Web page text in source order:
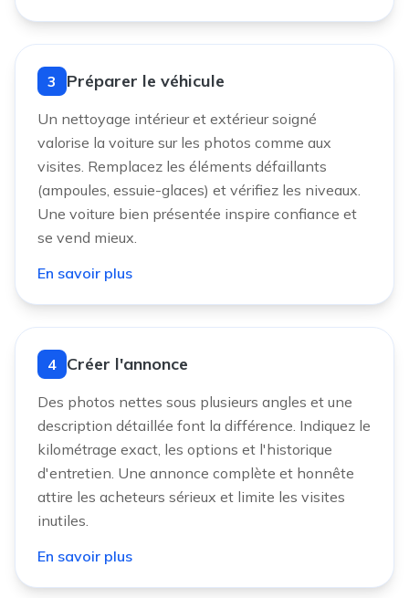
3 Préparer le véhicule
Un nettoyage intérieur et extérieur soigné
valorise la voiture sur les photos comme aux
visites. Remplacez les éléments défaillants
(ampoules, essuie-glaces) et vérifiez les niveaux.
Une voiture bien présentée inspire confiance et
se vend mieux.
En savoir plus
4 Créer l'annonce
Des photos nettes sous plusieurs angles et une
description détaillée font la différence. Indiquez le
kilométrage exact, les options et l'historique
d'entretien. Une annonce complète et honnête
attire les acheteurs sérieux et limite les visites
inutiles.
En savoir plus